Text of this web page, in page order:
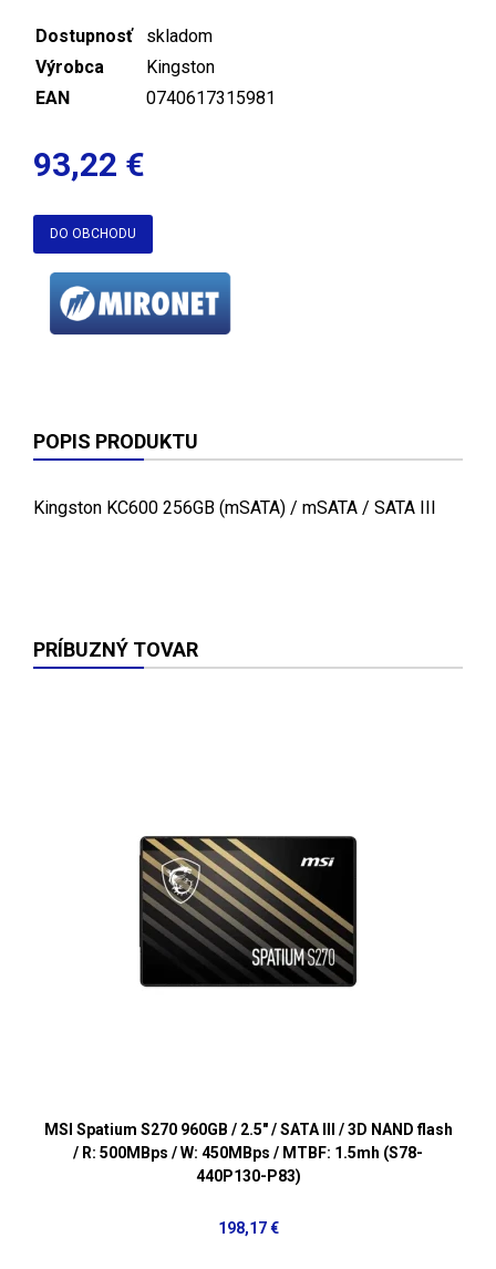
Dostupnosť
skladom
Výrobca
Kingston
EAN
0740617315981
93,22 €
DO OBCHODU
POPIS PRODUKTU
Kingston KC600 256GB (mSATA) / mSATA / SATA III
PRÍBUZNÝ TOVAR
MSI Spatium S270 960GB / 2.5" / SATA III / 3D NAND flash
/ R: 500MBps / W: 450MBps / MTBF: 1.5mh (S78-
440P130-P83)
198,17 €